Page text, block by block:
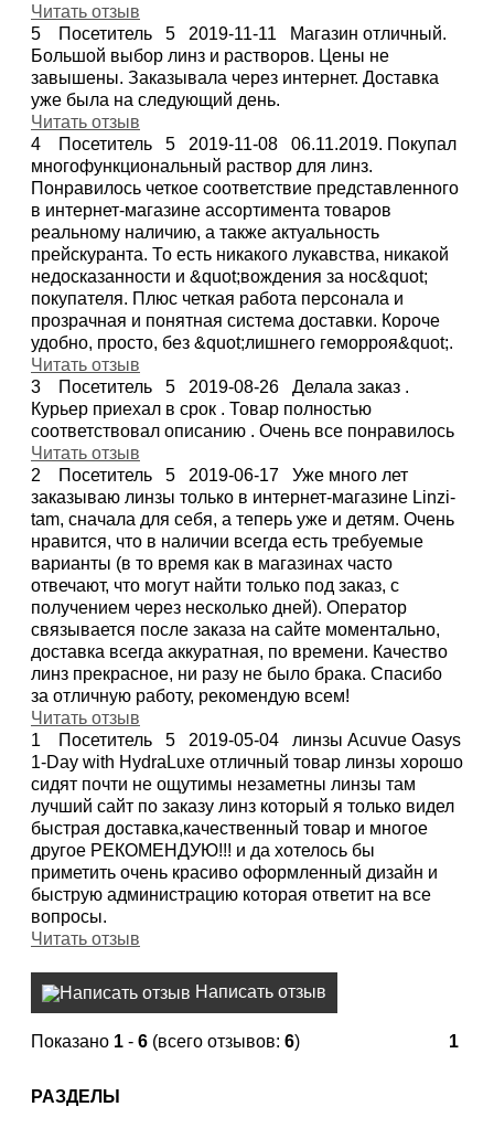
Читать отзыв
5
Посетитель 5 2019-11-11
Магазин отличный.
Большой выбор линз и растворов. Цены не
завышены. Заказывала через интернет. Доставка
уже была на следующий день.
Читать отзыв
4
Посетитель 5 2019-11-08
06.11.2019. Покупал
многофункциональный раствор для линз.
Понравилось четкое соответствие представленного
в интернет-магазине ассортимента товаров
реальному наличию, а также актуальность
прейскуранта. То есть никакого лукавства, никакой
недосказанности и &quot;вождения за нос&quot;
покупателя. Плюс четкая работа персонала и
прозрачная и понятная система доставки. Короче
удобно, просто, без &quot;лишнего геморроя&quot;.
Читать отзыв
3
Посетитель 5 2019-08-26
Делала заказ .
Курьер приехал в срок . Товар полностью
соответствовал описанию . Очень все понравилось
Читать отзыв
2
Посетитель 5 2019-06-17
Уже много лет
заказываю линзы только в интернет-магазине Linzi-
tam, сначала для себя, а теперь уже и детям. Очень
нравится, что в наличии всегда есть требуемые
варианты (в то время как в магазинах часто
отвечают, что могут найти только под заказ, с
получением через несколько дней). Оператор
связывается после заказа на сайте моментально,
доставка всегда аккуратная, по времени. Качество
линз прекрасное, ни разу не было брака. Спасибо
за отличную работу, рекомендую всем!
Читать отзыв
1
Посетитель 5 2019-05-04
линзы Acuvue Oasys
1-Day with HydraLuxe отличный товар линзы хорошо
сидят почти не ощутимы незаметны линзы там
лучший сайт по заказу линз который я только видел
быстрая доставка,качественный товар и многое
другое РЕКОМЕНДУЮ!!! и да хотелось бы
приметить очень красиво оформленный дизайн и
быструю администрацию которая ответит на все
вопросы.
Читать отзыв
Написать отзыв
1
Показано 1 - 6 (всего отзывов: 6)
РАЗДЕЛЫ